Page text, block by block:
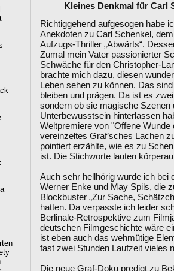
Kleines Denkmal für Carl
Richtiggehend aufgesogen habe
Anekdoten zu Carl Schenkel,
Aufzugs-Thriller „Abwärts“.
Zumal mein Vater passionierter
Schwäche für den Christopher-
brachte mich dazu, diesen
Leben sehen zu können. Das
bleiben und prägen. Da ist es
sondern ob sie magische Szenen
Unterbewusstsein hinterlassen
Weltpremiere von "Offene
vereinzeltes Graf’sches Lachen
pointiert erzählte, wie es zu
ist. Die Stichworte lauten
Auch sehr hellhörig wurde ich bei
Werner Enke und May Spils, die
Blockbuster „Zur Sache,
hatten. Da verpasste ich leider
Berlinale-Retrospektive zum
deutschen Filmgeschichte wäre
ist eben auch das wehmütige
fast zwei Stunden Laufzeit vieles
Die neue Graf-Doku predigt zu